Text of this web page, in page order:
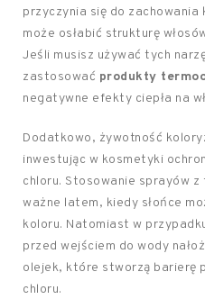
przyczynia się do
może osłabić strukturę
Jeśli musisz używać tych
zastosować produkty
negatywne efekty ciepła na
Dodatkowo, żywotność
inwestując w kosmetyki
chloru. Stosowanie sprayów
ważne latem, kiedy słońce
koloru. Natomiast w
przed wejściem do wody
olejek, które stworzą barierę
chloru.